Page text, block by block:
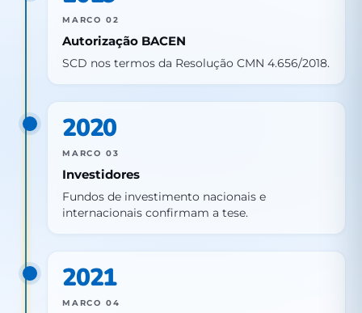
MARCO 02
Autorização BACEN
SCD nos termos da Resolução CMN 4.656/2018.
2020
MARCO 03
Investidores
Fundos de investimento nacionais e
internacionais confirmam a tese.
2021
MARCO 04